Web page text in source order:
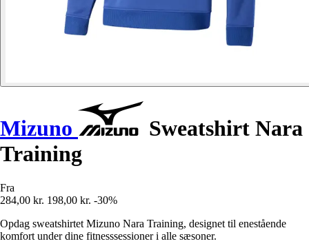
Mizuno
Sweatshirt Nara
Training
Fra
284,00 kr. 198,00 kr. -30%
Opdag sweatshirtet Mizuno Nara Training, designet til enestående
komfort under dine fitnesssessioner i alle sæsoner.